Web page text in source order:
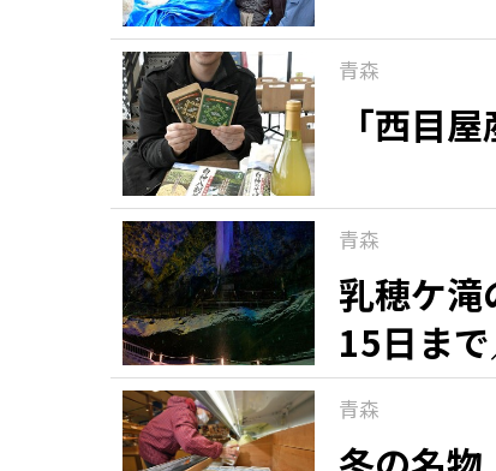
青森
「西目
青森
乳穂ケ
15日ま
青森